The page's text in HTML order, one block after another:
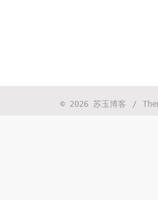
PMC-Portfolio Management
© 2026 苏玉博客 /